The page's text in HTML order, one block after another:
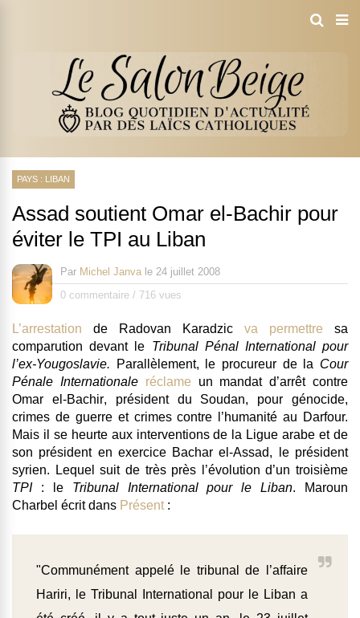
PAYS : LIBAN
Assad soutient Omar el-Bachir pour
éviter le TPI au Liban
Par Michel Janva le 24 juillet 2008
0 commentaire / 716 vues
L’arrestation de Radovan Karadzic va permettre sa
comparution devant le Tribunal Pénal International pour
l’ex-Yougoslavie. Parallèlement, le procureur de la Cour
Pénale Internationale réclame un mandat d’arrêt contre
Omar el-Bachir, président du Soudan, pour génocide,
crimes de guerre et crimes contre l’humanité au Darfour.
Mais il se heurte aux interventions de la Ligue arabe et de
son président en exercice Bachar el-Assad, le président
syrien. Lequel suit de très près l’évolution d’un troisième
TPI: le Tribunal International pour le Liban. Maroun
Charbel écrit dans Présent:
"Communément appelé le tribunal de l’affaire
Hariri, le Tribunal International pour le Liban a